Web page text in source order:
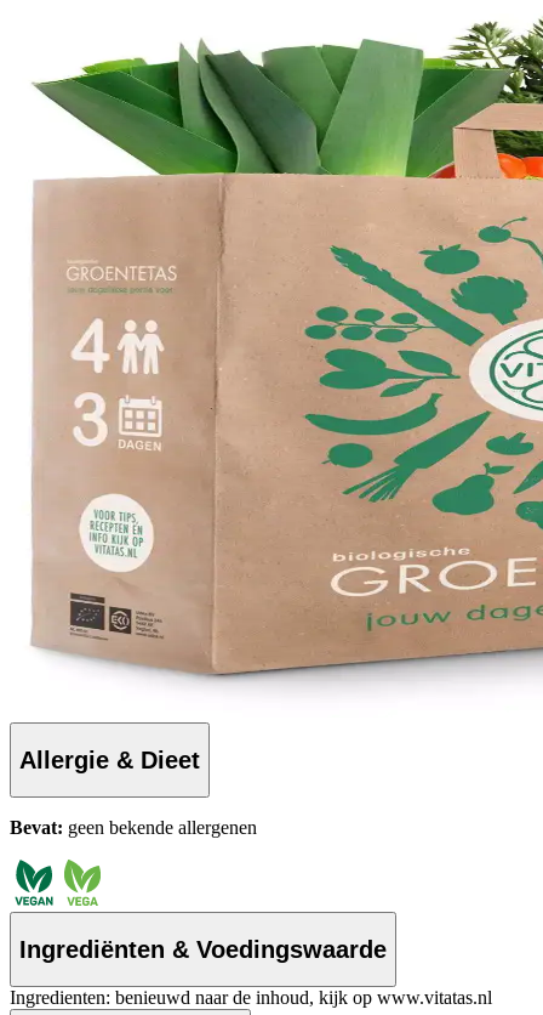
Allergie & Dieet
Bevat: geen bekende allergenen
Ingrediënten & Voedingswaarde
Ingredienten: benieuwd naar de inhoud, kijk op www.vitatas.nl